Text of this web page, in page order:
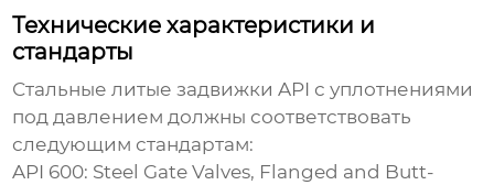
Технические характеристики и
стандарты
Стальные литые задвижки API с уплотнениями
под давлением должны соответствовать
следующим стандартам:
API 600: Steel Gate Valves, Flanged and Butt-